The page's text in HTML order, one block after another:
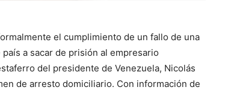
el cumplimiento de un fallo de una
a sacar de prisión al empresario
del presidente de Venezuela, Nicolás
de arresto domiciliario. Con información de